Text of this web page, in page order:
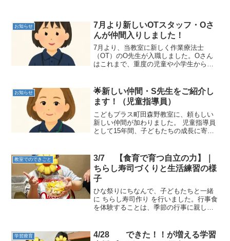
お知らせ
7月より新しいOTスタッフ・Oさ
んが仲間入りしました！
7月より、当教室に新しく作業療法士
（OT）のO先生が入職しました。Oさん
はこれまで、重度の児童や小学生から高
つスタッフです。その豊富な経験と柔ら
かな人柄が加わったことで...
お知らせ
🌟新しい仲間・S先生をご紹介し
ます！（児童指導員）
こどもプラス町田森野教室に、頼もしい
新しい仲間が加わりました。 児童指導員
として15年間、子どもたちの成長に寄り
子ども一人ひとりの「できた」「わかっ
た」「もっとやり...
教室でのできごと
3/7 【食育で育つ自立の力】｜
ちらし寿司づくりと生活練習の様
子
ひな祭りにちなんで、子どもたちと一緒
に ちらし寿司作り を行いました。行事食
を体験することは、季節の行事に親しみ
回の活動では、エビ・きゅうり・肉・
学習療育
4/28 できた！！が増える学習